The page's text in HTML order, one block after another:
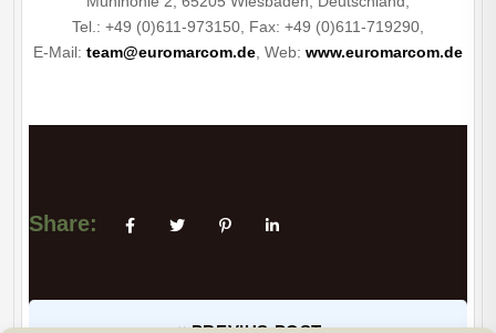
Tel.: +49 (0)611-973150, Fax: +49 (0)611-719290,
E-Mail: team@euromarcom.de , Web: www.euromarcom.de
Share: